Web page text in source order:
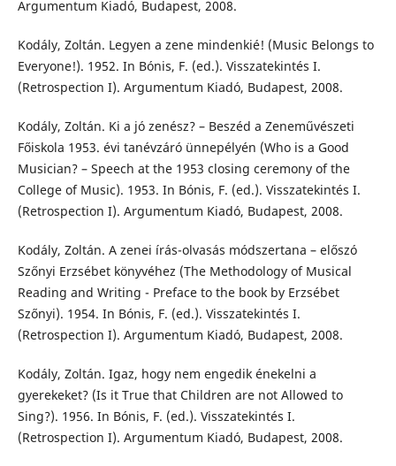
Argumentum Kiadó, Budapest, 2008.
Kodály, Zoltán. Legyen a zene mindenkié! (Music Belongs to
Everyone!). 1952. In Bónis, F. (ed.). Visszatekintés I.
(Retrospection I). Argumentum Kiadó, Budapest, 2008.
Kodály, Zoltán. Ki a jó zenész? – Beszéd a Zeneművészeti
Főiskola 1953. évi tanévzáró ünnepélyén (Who is a Good
Musician? – Speech at the 1953 closing ceremony of the
College of Music). 1953. In Bónis, F. (ed.). Visszatekintés I.
(Retrospection I). Argumentum Kiadó, Budapest, 2008.
Kodály, Zoltán. A zenei írás-olvasás módszertana – előszó
Szőnyi Erzsébet könyvéhez (The Methodology of Musical
Reading and Writing - Preface to the book by Erzsébet
Szőnyi). 1954. In Bónis, F. (ed.). Visszatekintés I.
(Retrospection I). Argumentum Kiadó, Budapest, 2008.
Kodály, Zoltán. Igaz, hogy nem engedik énekelni a
gyerekeket? (Is it True that Children are not Allowed to
Sing?). 1956. In Bónis, F. (ed.). Visszatekintés I.
(Retrospection I). Argumentum Kiadó, Budapest, 2008.